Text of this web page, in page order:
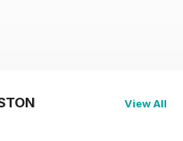
View All